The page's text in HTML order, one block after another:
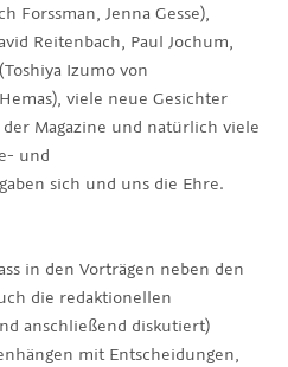
Forssman, Jenna Gesse),
Reitenbach, Paul Jochum,
Izumo von
viele neue Gesichter
Magazine und natürlich viele
und
sich und uns die Ehre.
in den Vorträgen neben den
die redaktionellen
anschließend diskutiert)
mit Entscheidungen,